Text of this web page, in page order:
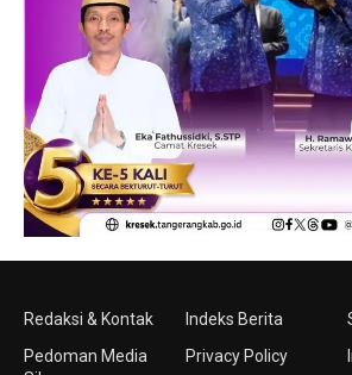
Redaksi & Kontak
Pedoman Media
Indeks Berita
Privacy Policy